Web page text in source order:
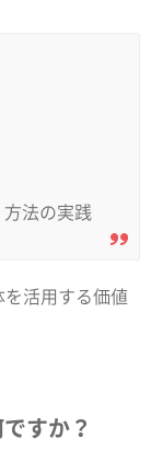
法の実践
を活用する価値
すか？